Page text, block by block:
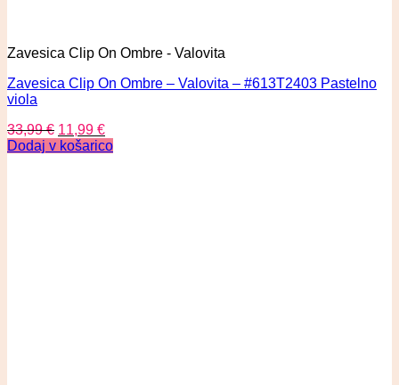
Zavesica Clip On Ombre - Valovita
Zavesica Clip On Ombre – Valovita – #613T2403 Pastelno
viola
33,99€ 11,99 €
Dodaj v košarico